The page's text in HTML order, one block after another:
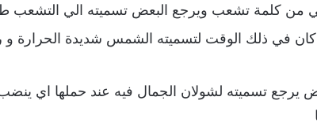
من كلمة تشعب ويرجع البعض تسميته الي التشعب
في ذلك الوقت لتسميته الشمس شديدة الحرارة و
يرجع تسميته لشولان الجمال فيه عند حملها اي